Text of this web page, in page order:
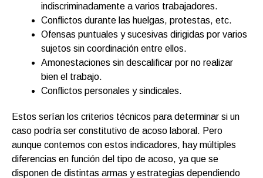
indiscriminadamente a varios trabajadores.
Conflictos durante las huelgas, protestas, etc.
Ofensas puntuales y sucesivas dirigidas por varios
sujetos sin coordinación entre ellos.
Amonestaciones sin descalificar por no realizar
bien el trabajo.
Conflictos personales y sindicales.
Estos serían los criterios técnicos para determinar si un
caso podría ser constitutivo de acoso laboral. Pero
aunque contemos con estos indicadores, hay múltiples
diferencias en función del tipo de acoso, ya que se
disponen de distintas armas y estrategias dependiendo